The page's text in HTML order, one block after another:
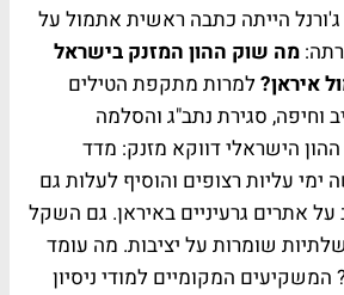
ג'ורנל הייתה כתבה ראשית אתמול על
מה שוק ההון המזנק בישראל
איראן?למרות מתקפת הטילים
וחיפה, סגירת נתב"ג והסלמה
הישראלי דווקא מזנק: מדד
ימי עליות רצופים והוסיף לעלות גם
אתרים גרעיניים באיראן. גם השקל
שומרות על יציבות. מה עומד
המשקיעים המקומיים למודי ניסיון